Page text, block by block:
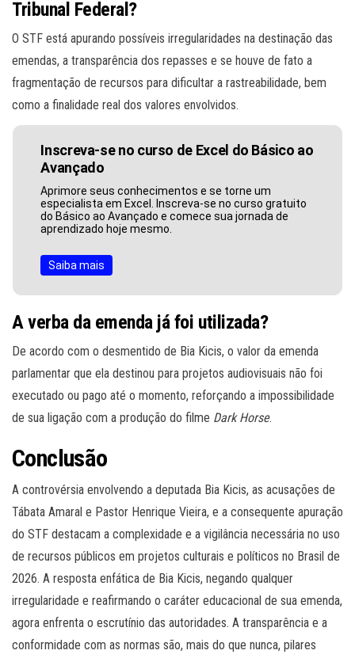
Tribunal Federal?
O STF está apurando possíveis irregularidades na destinação das
emendas, a transparência dos repasses e se houve de fato a
fragmentação de recursos para dificultar a rastreabilidade, bem
como a finalidade real dos valores envolvidos.
Inscreva-se no curso de Excel do Básico ao
Avançado
Aprimore seus conhecimentos e se torne um
especialista em Excel. Inscreva-se no curso gratuito
do Básico ao Avançado e comece sua jornada de
aprendizado hoje mesmo.
Saiba mais
A verba da emenda já foi utilizada?
De acordo com o desmentido de Bia Kicis, o valor da emenda
parlamentar que ela destinou para projetos audiovisuais não foi
executado ou pago até o momento, reforçando a impossibilidade
de sua ligação com a produção do filme Dark Horse.
Conclusão
A controvérsia envolvendo a deputada Bia Kicis, as acusações de
Tábata Amaral e Pastor Henrique Vieira, e a consequente apuração
do STF destacam a complexidade e a vigilância necessária no uso
de recursos públicos em projetos culturais e políticos no Brasil de
2026. A resposta enfática de Bia Kicis, negando qualquer
irregularidade e reafirmando o caráter educacional de sua emenda,
agora enfrenta o escrutínio das autoridades. A transparência e a
conformidade com as normas são, mais do que nunca, pilares